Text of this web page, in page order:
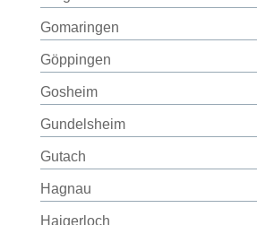
Gomaringen
Göppingen
Gosheim
Gundelsheim
Gutach
Hagnau
Haigerloch